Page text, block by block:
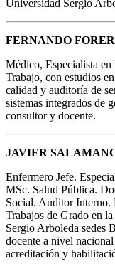
Universidad Sergio
FERNANDO
Médico, Especialista
Trabajo, con estudios
calidad y auditoría de
sistemas integrados de
consultor y docente.
JAVIER
Enfermero Jefe.
MSc. Salud Pública.
Social. Auditor Interno.
Trabajos de Grado en
Sergio Arboleda sedes
docente a nivel
acreditación y